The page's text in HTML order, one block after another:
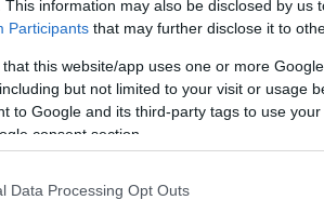
This information may also be disclosed by us
Participants that may further disclose it to
that this website/app uses one or more
but not limited to your visit or usage
to Google and its third-party tags to use
consent section.
Data Processing Opt Outs